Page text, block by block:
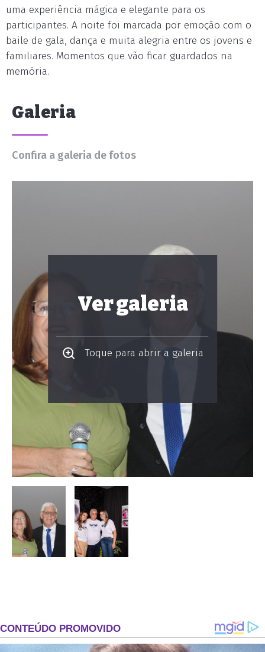
uma experiência mágica e elegante para os
participantes. A noite foi marcada por emoção com o
baile de gala, dança e muita alegria entre os jovens e
familiares. Momentos que vão ficar guardados na
memória.
Galeria
Confira a galeria de fotos
Ver galeria
Toque para abrir a galeria